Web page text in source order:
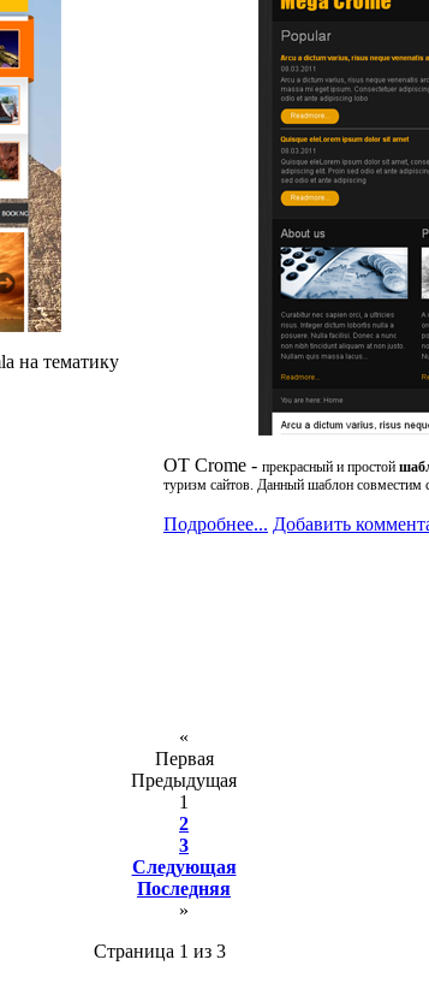
на тематику
OT Crome - прекрасный и простой
туризм сайтов. Данный шаблон совместим
Подробнее... Добавить
«
Первая
Предыдущая
1
2
3
Следующая
Последняя
»
Страница 1 из 3